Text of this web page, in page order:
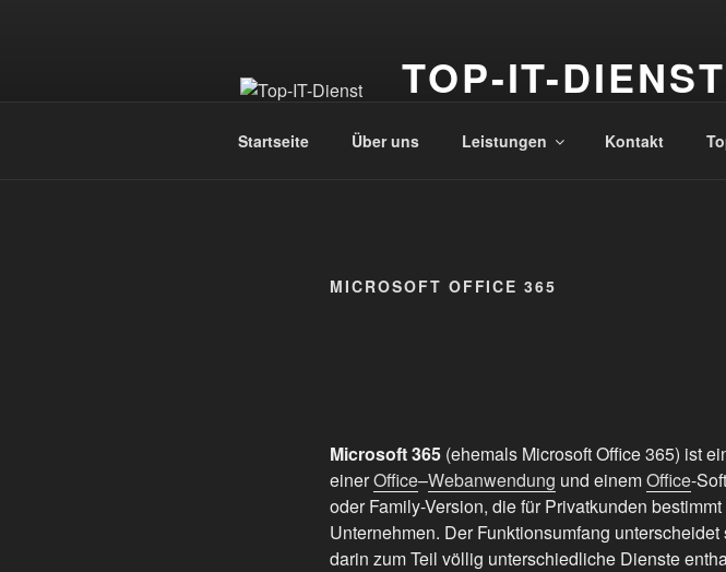
TOP-IT-DIENST
Startseite Über uns Leistungen Kontakt
MICROSOFT OFFICE 365
Microsoft 365 (ehemals Microsoft Office 365) ist
einerOffice–Webanwendung und einemOffice-
oder Family-Version, die für Privatkunden
Unternehmen. Der Funktionsumfang
darin zum Teil völlig unterschiedliche Dienste